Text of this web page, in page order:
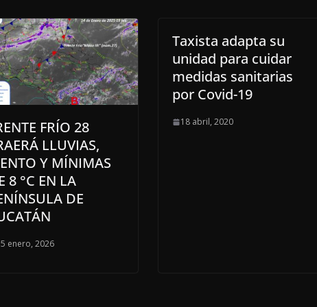
FRÍO 28
LLUVIAS,
Y MÍNIMAS
8 °C EN LA
DE
enero, 2026
Taxista adapta su
unidad para cuidar
medidas sanitarias
por Covid-19
18 abril, 2020